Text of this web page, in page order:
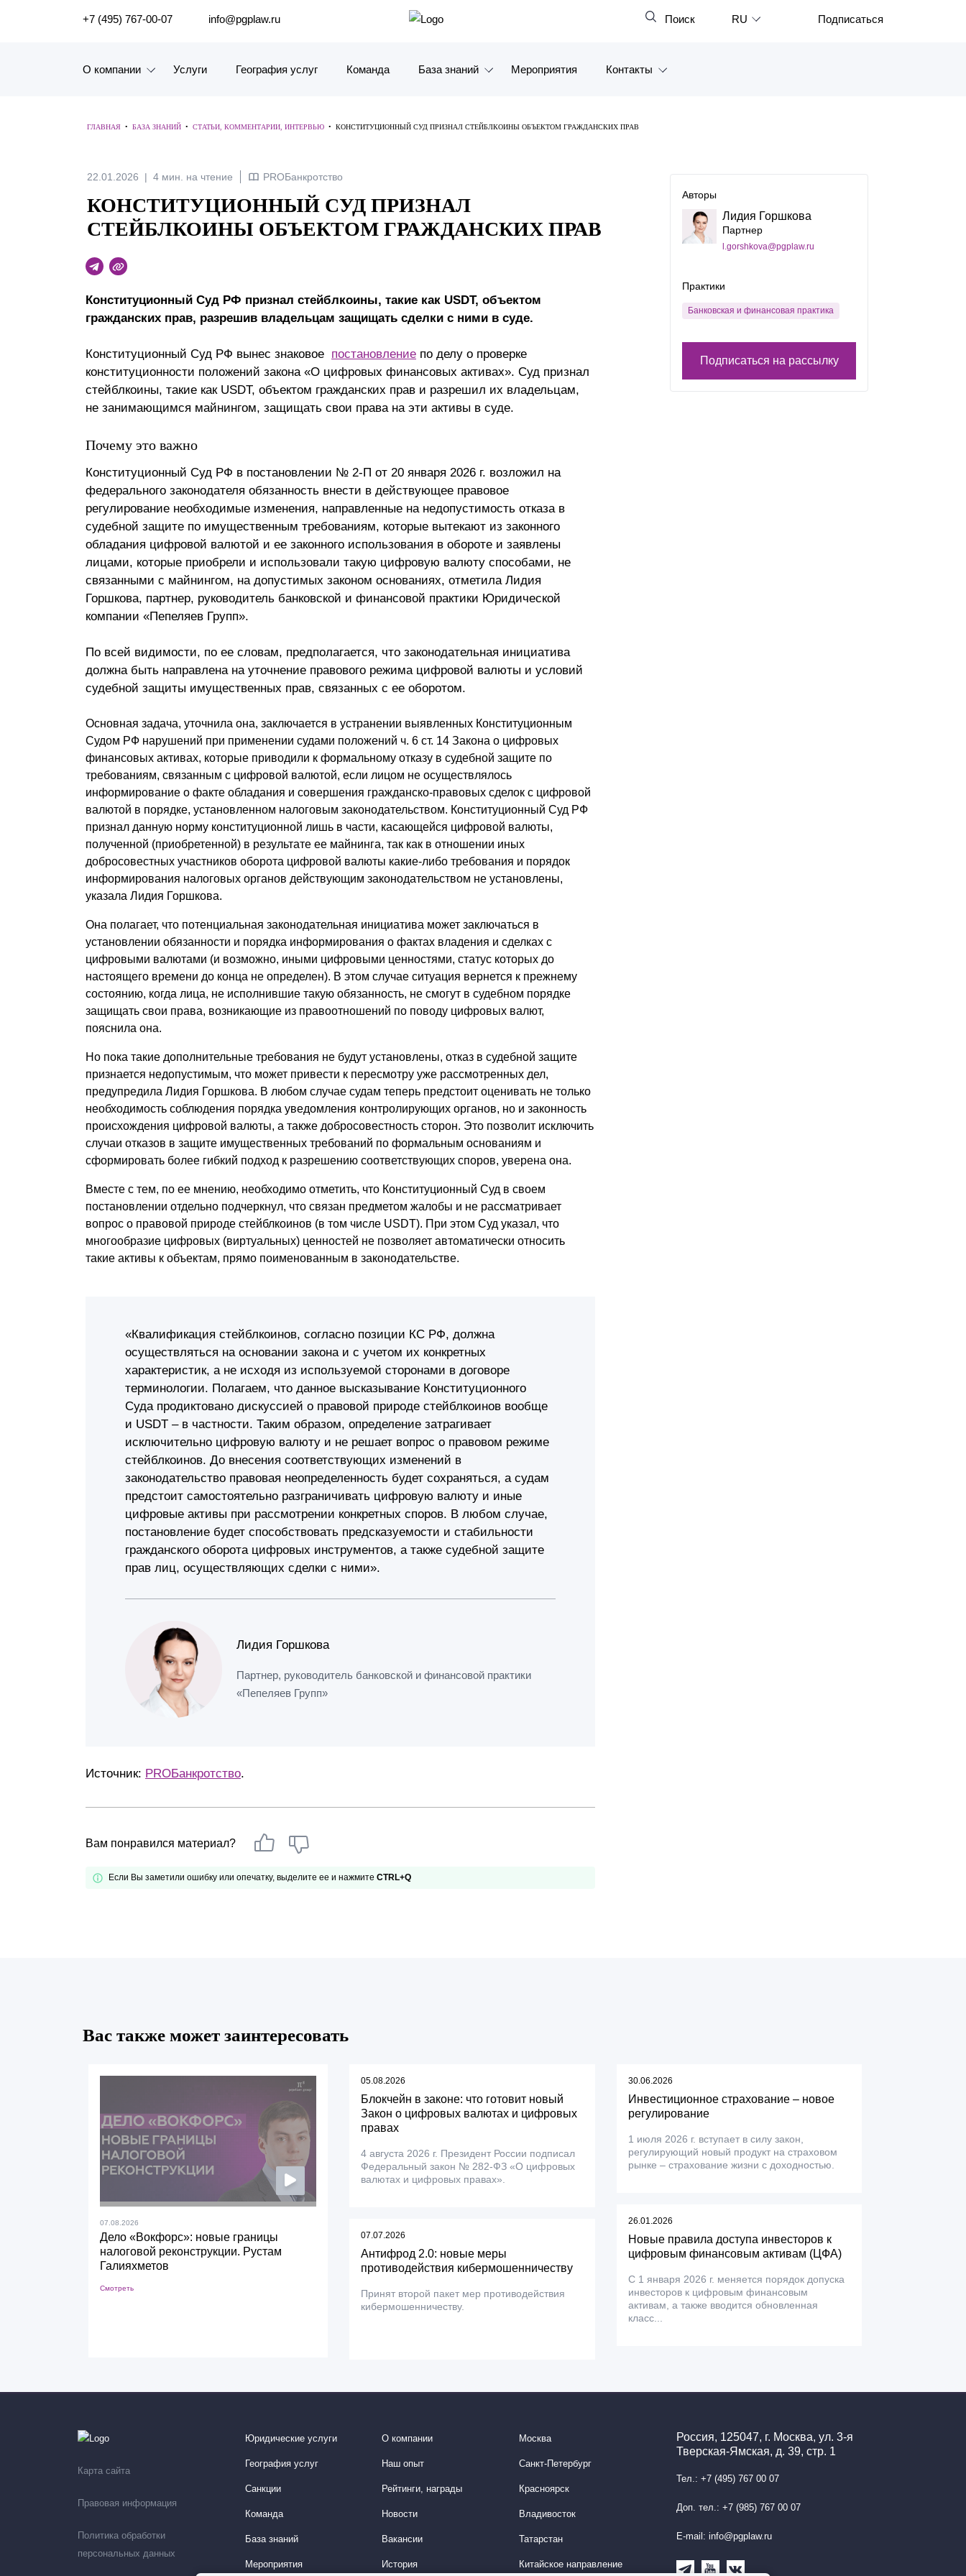
ПОИСК ПО САЙТУ Закрыть
+7 (495) 767-00-07 info@pgplaw.ru Поиск RU
Français
日本語
Подписаться
О компании
Наш опыт
Рейтинги, Награды, Цифры
Карьера
История компании
Обращение Управляющего
Партнера
ответственность
Услуги География услуг Команда База знаний
Видео
Книги
Антикризисный инфопортал
Брошюры
Мероприятия Контакты
ГЛАВНАЯ • БАЗА ЗНАНИЙ • СТАТЬИ, КОММЕНТАРИИ, ИНТЕРВЬЮ • КОНСТИТУЦИОННЫЙ СУД ПРИЗНАЛ СТЕЙБЛКОИНЫ ОБЪЕКТОМ ГРАЖДАНСКИХ ПРАВ
22.01.2026 4 мин. на чтение PROБанкротство
КОНСТИТУЦИОННЫЙ СУД ПРИЗНАЛ
СТЕЙБЛКОИНЫ ОБЪЕКТОМ ГРАЖДАНСКИХ ПРАВ
Конституционный Суд РФ признал стейблкоины, такие как USDT, объектом
гражданских прав, разрешив владельцам защищать сделки с ними в суде.
Конституционный Суд РФ вынес знаковое постановление по делу о проверке
конституционности положений закона «О цифровых финансовых активах». Суд признал
стейблкоины, такие как USDT, объектом гражданских прав и разрешил их владельцам,
не занимающимся майнингом, защищать свои права на эти активы в суде.
Почему это важно
Конституционный Суд РФ в постановлении № 2-П от 20 января 2026 г. возложил на
федерального законодателя обязанность внести в действующее правовое
регулирование необходимые изменения, направленные на недопустимость отказа в
судебной защите по имущественным требованиям, которые вытекают из законного
обладания цифровой валютой и ее законного использования в обороте и заявлены
лицами, которые приобрели и использовали такую цифровую валюту способами, не
связанными с майнингом, на допустимых законом основаниях, отметила Лидия
Горшкова, партнер, руководитель банковской и финансовой практики Юридической
компании «Пепеляев Групп».
По всей видимости, по ее словам, предполагается, что законодательная инициатива
должна быть направлена на уточнение правового режима цифровой валюты и условий
судебной защиты имущественных прав, связанных с ее оборотом.
Основная задача, уточнила она, заключается в устранении выявленных Конституционным
Судом РФ нарушений при применении судами положений ч. 6 ст. 14 Закона о цифровых
финансовых активах, которые приводили к формальному отказу в судебной защите по
требованиям, связанным с цифровой валютой, если лицом не осуществлялось
информирование о факте обладания и совершения гражданско-правовых сделок с цифровой
валютой в порядке, установленном налоговым законодательством. Конституционный Суд РФ
признал данную норму конституционной лишь в части, касающейся цифровой валюты,
полученной (приобретенной) в результате ее майнинга, так как в отношении иных
добросовестных участников оборота цифровой валюты какие-либо требования и порядок
информирования налоговых органов действующим законодательством не установлены,
указала Лидия Горшкова.
Она полагает, что потенциальная законодательная инициатива может заключаться в
установлении обязанности и порядка информирования о фактах владения и сделках с
цифровыми валютами (и возможно, иными цифровыми ценностями, статус которых до
настоящего времени до конца не определен). В этом случае ситуация вернется к прежнему
состоянию, когда лица, не исполнившие такую обязанность, не смогут в судебном порядке
защищать свои права, возникающие из правоотношений по поводу цифровых валют,
пояснила она.
Но пока такие дополнительные требования не будут установлены, отказ в судебной защите
признается недопустимым, что может привести к пересмотру уже рассмотренных дел,
предупредила Лидия Горшкова. В любом случае судам теперь предстоит оценивать не только
необходимость соблюдения порядка уведомления контролирующих органов, но и законность
происхождения цифровой валюты, а также добросовестность сторон. Это позволит исключить
случаи отказов в защите имущественных требований по формальным основаниям и
сформировать более гибкий подход к разрешению соответствующих споров, уверена она.
Вместе с тем, по ее мнению, необходимо отметить, что Конституционный Суд в своем
постановлении отдельно подчеркнул, что связан предметом жалобы и не рассматривает
вопрос о правовой природе стейблкоинов (в том числе USDT). При этом Суд указал, что
многообразие цифровых (виртуальных) ценностей не позволяет автоматически относить
такие активы к объектам, прямо поименованным в законодательстве.
«Квалификация стейблкоинов, согласно позиции КС РФ, должна
осуществляться на основании закона и с учетом их конкретных
характеристик, а не исходя из используемой сторонами в договоре
терминологии. Полагаем, что данное высказывание Конституционного
Суда продиктовано дискуссией о правовой природе стейблкоинов вообще
и USDT – в частности. Таким образом, определение затрагивает
исключительно цифровую валюту и не решает вопрос о правовом режиме
стейблкоинов. До внесения соответствующих изменений в
законодательство правовая неопределенность будет сохраняться, а судам
предстоит самостоятельно разграничивать цифровую валюту и иные
цифровые активы при рассмотрении конкретных споров. В любом случае,
постановление будет способствовать предсказуемости и стабильности
гражданского оборота цифровых инструментов, а также судебной защите
прав лиц, осуществляющих сделки с ними».
Лидия Горшкова
Партнер, руководитель банковской и финансовой практики
«Пепеляев Групп»
Источник: PROБанкротство.
Вам понравился материал?
Если Вы заметили ошибку или опечатку, выделите ее и нажмите CTRL+Q
Авторы
Лидия Горшкова
Партнер
l.gorshkova@pgplaw.ru
Практики
Банковская и финансовая практика
Подписаться на рассылку
Вас также может заинтересовать
07.08.2026
Дело «Вокфорс»: новые границы
налоговой реконструкции. Рустам
Галияхметов
Смотреть
05.08.2026
Блокчейн в законе: что готовит новый
Закон о цифровых валютах и цифровых
правах
4 августа 2026 г. Президент России подписал
Федеральный закон № 282-ФЗ «О цифровых
валютах и цифровых правах».
07.07.2026
Антифрод 2.0: новые меры
противодействия кибермошенничеству
Принят второй пакет мер противодействия
кибермошенничеству.
30.06.2026
Инвестиционное страхование – новое
регулирование
1 июля 2026 г. вступает в силу закон,
регулирующий новый продукт на страховом
рынке – страхование жизни с доходностью.
26.01.2026
Новые правила доступа инвесторов к
цифровым финансовым активам (ЦФА)
С 1 января 2026 г. меняется порядок допуска
инвесторов к цифровым финансовым
активам, а также вводится обновленная
класс...
Карта сайта
Правовая информация
Политика обработки
персональных данных
Юридические услуги
География услуг
Санкции
Команда
База знаний
Мероприятия
О компании
Наш опыт
Рейтинги, награды
Новости
Вакансии
История
Москва
Санкт-Петербург
Красноярск
Владивосток
Татарстан
Китайское направление
Россия, 125047, г. Москва, ул. 3-я
Тверская-Ямская, д. 39, стр. 1
Тел.: +7 (495) 767 00 07
Доп. тел.: +7 (985) 767 00 07
E-mail: info@pgplaw.ru